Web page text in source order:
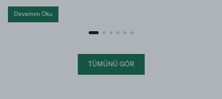
Antep sabunu olarak da bilinen bıttım sabunu, kimyasal
katkılardan uzak , hem cilt hem de saç bakımında tercih edilen
geleneksel sabunlar arasında yer alıyor.
Devamını Oku
TÜMÜNÜ GÖR